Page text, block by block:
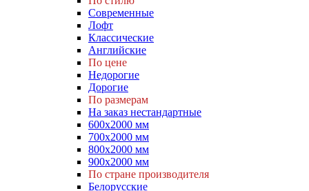
Современные
Лофт
Классические
Английские
По цене
Недорогие
Дорогие
По размерам
На заказ нестандартные
600х2000 мм
700х2000 мм
800х2000 мм
900х2000 мм
По стране производителя
Белорусские